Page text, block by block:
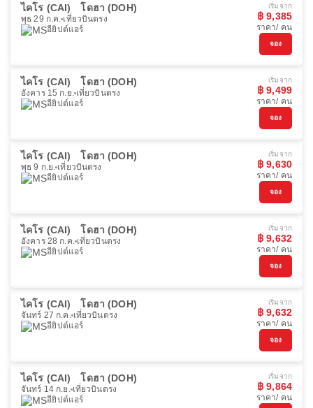
ไคโร (CAI) โดฮา (DOH)
พุธ 29 ก.ค. เที่ยวบินตรง
อียิปต์แอร์
เริ่มจาก
฿ 9,385
ราคา/ คน
จอง
ไคโร (CAI) โดฮา (DOH)
อังคาร 15 ก.ย. เที่ยวบินตรง
อียิปต์แอร์
เริ่มจาก
฿ 9,499
ราคา/ คน
จอง
ไคโร (CAI) โดฮา (DOH)
พุธ 9 ก.ย. เที่ยวบินตรง
อียิปต์แอร์
เริ่มจาก
฿ 9,630
ราคา/ คน
จอง
ไคโร (CAI) โดฮา (DOH)
อังคาร 28 ก.ค. เที่ยวบินตรง
อียิปต์แอร์
เริ่มจาก
฿ 9,632
ราคา/ คน
จอง
ไคโร (CAI) โดฮา (DOH)
จันทร์ 27 ก.ค. เที่ยวบินตรง
อียิปต์แอร์
เริ่มจาก
฿ 9,632
ราคา/ คน
จอง
ไคโร (CAI) โดฮา (DOH)
จันทร์ 14 ก.ย. เที่ยวบินตรง
อียิปต์แอร์
เริ่มจาก
฿ 9,864
ราคา/ คน